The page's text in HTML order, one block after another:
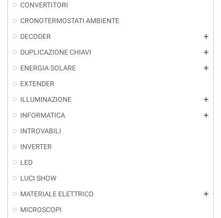
CONVERTITORI
CRONOTERMOSTATI AMBIENTE
DECODER
add
DUPLICAZIONE CHIAVI add
ENERGIA SOLARE add
EXTENDER
ILLUMINAZIONE
add
INFORMATICA add
INTROVABILI
INVERTER
LED
LUCI SHOW
MATERIALE ELETTRICO
add
MICROSCOPI